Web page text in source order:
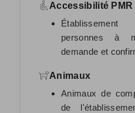
Accessibilité PMR
personnes à
demande et
Animaux
Animaux de
de